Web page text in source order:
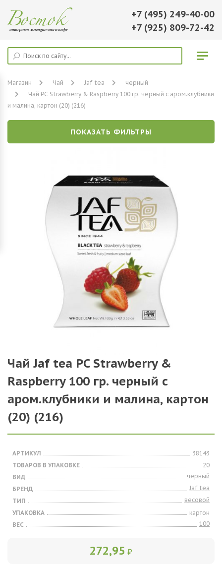
+7 (495) 249-40-00
+7 (925) 809-72-42
Магазин Чай Jaf tea
черный
Чай PC Strawberry & Raspberry 100 гр. черный с аром.клубники
и малина, картон (20) (216)
ПОКАЗАТЬ ФИЛЬТРЫ
Чай Jaf tea PC Strawberry &
Raspberry 100 гр. черный с
аром.клубники и малина, картон
(20) (216)
АРТИКУЛ
38143
ТОВАРОВ В УПАКОВКЕ
20
ВИД
черный
БРЕНД
Jaf tea
ТИП
весовой
УПАКОВКА
картон
ВЕС
100
272,95 ₽